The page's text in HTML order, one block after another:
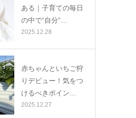
ある｜子育ての毎日
の中で“自分”…
2025.12.28
赤ちゃんといちご狩
りデビュー！気をつ
けるべきポイン…
2025.12.27